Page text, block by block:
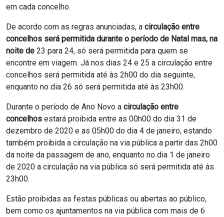
em cada concelho.
De acordo com as regras anunciadas, a circulação entre
concelhos será permitida durante o período de Natal mas, na
noite de 23 para 24, só será permitida para quem se
encontre em viagem. Já nos dias 24 e 25 a circulação entre
concelhos será permitida até às 2h00 do dia seguinte,
enquanto no dia 26 só será permitida até às 23h00.
Durante o período de Ano Novo a circulação entre
concelhos estará proibida entre as 00h00 do dia 31 de
dezembro de 2020 e as 05h00 do dia 4 de janeiro, estando
também proibida a circulação na via pública a partir das 2h00
da noite da passagem de ano, enquanto no dia 1 de janeiro
de 2020 a circulação na via pública só será permitida até às
23h00.
Estão proibidas as festas públicas ou abertas ao público,
bem como os ajuntamentos na via pública com mais de 6